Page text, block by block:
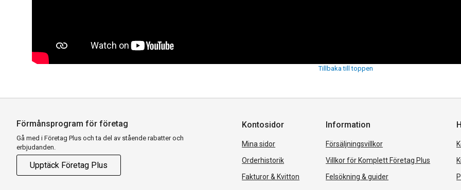
Tillbaka till toppen
Förmånsprogram för företag
Gå med i Företag Plus och ta del av stående rabatter och
erbjudanden.
Upptäck Företag Plus
Kontosidor
Mina sidor
Orderhistorik
Fakturor & Kvitton
Information
Försäljningsvillkor
Villkor för Komplett Företag Plus
Felsökning & guider